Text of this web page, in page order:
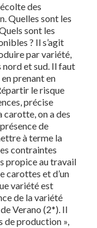
des
Quelles sont les
sont les
? Il s’agit
par variété,
nord et sud. Il faut
prenant en
le risque
précise
carotte, on a des
présence de
à terme la
contraintes
propice au travail
carottes et d’un
variété est
de la variété
Verano (2*). Il
de production »,